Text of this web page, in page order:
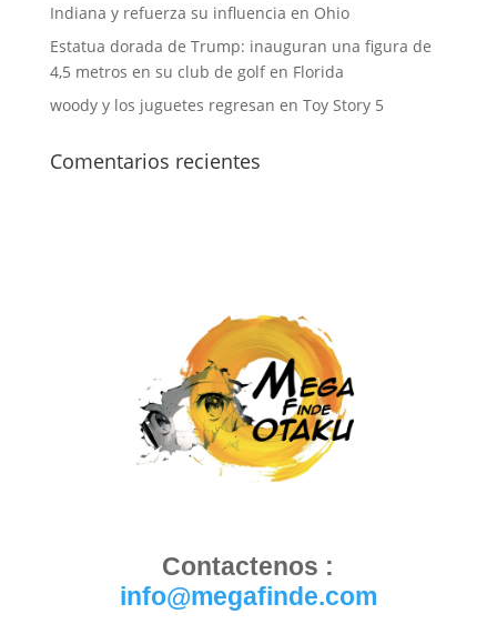
Indiana y refuerza su influencia en Ohio
Estatua dorada de Trump: inauguran una figura de
4,5 metros en su club de golf en Florida
woody y los juguetes regresan en Toy Story 5
Comentarios recientes
Contactenos :
info@megafinde.com